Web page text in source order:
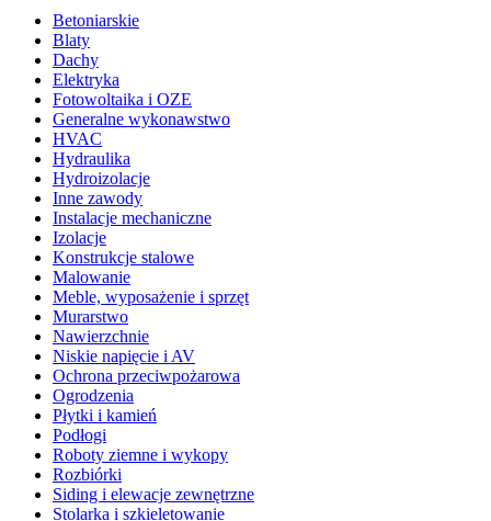
Betoniarskie
Blaty
Dachy
Elektryka
Fotowoltaika i OZE
Generalne wykonawstwo
HVAC
Hydraulika
Hydroizolacje
Inne zawody
Instalacje mechaniczne
Izolacje
Konstrukcje stalowe
Malowanie
Meble, wyposażenie i sprzęt
Murarstwo
Nawierzchnie
Niskie napięcie i AV
Ochrona przeciwpożarowa
Ogrodzenia
Płytki i kamień
Podłogi
Roboty ziemne i wykopy
Rozbiórki
Siding i elewacje zewnętrzne
Stolarka i szkieletowanie